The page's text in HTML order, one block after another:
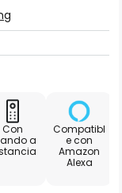
Con
a
Compatibl
e con
Amazon
Alexa